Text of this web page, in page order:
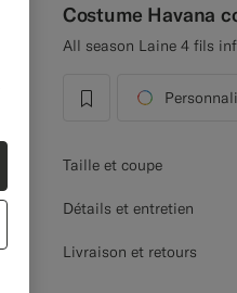
All season Laine 4 fils
label.header.wishlist
Taille et coupe
Détails et entretien
Livraison et retours